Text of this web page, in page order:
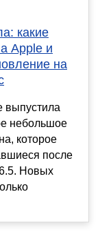
какие
Apple и
на
выпустила
небольшое
которое
после
Новых